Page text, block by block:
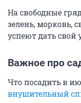
На свободные
зелень, морковь,
успеют дать свой
Важное про
Что посадить в
внушительный